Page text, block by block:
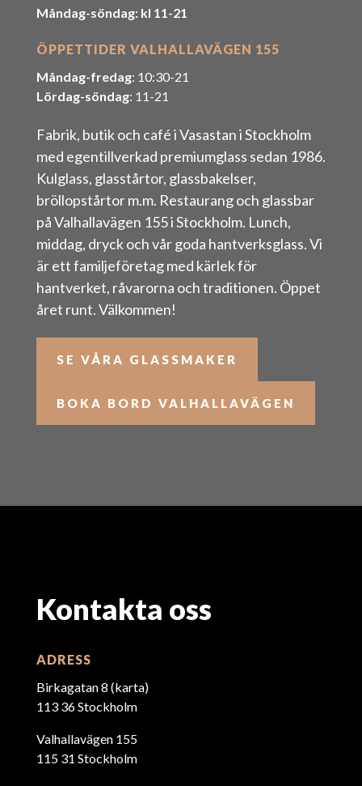
Måndag-söndag: kl 11-21
ÖPPETTIDER VALHALLAVÄGEN 155
Måndag-fredag: 10:30-21
Lördag-söndag: 11-21
Fabrik, butik och café i Vasastan i Stockholm
med egentillverkad premiumglass sedan 1986.
Kulglass, glasstårtor, glassbakelser,
bröllopstårtor m.m. Restaurang och glassbar
på Valhallavägen 155 i Stockholm. Lunch,
middag, dryck och vår goda hantverksglass. Vi
är ett familjeföretag med kärlek för
hantverket, råvarorna och traditionen. Öppet
året runt. Välkommen!
SE VÅRA GLASSMAKER
BOKA BORD VALHALLAVÄGEN
Kontakta oss
ADRESS
Birkagatan 8 (karta)
113 36 Stockholm
Valhallavägen 155
115 31 Stockholm